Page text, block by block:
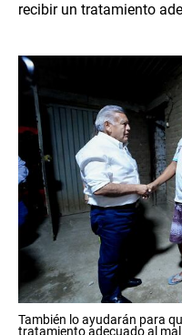
recibir un tratamiento
También lo ayudarán para
tratamiento adecuado al mal